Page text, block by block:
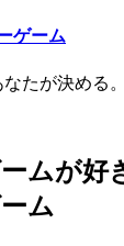
ゲーム
たが決める。
ムが好
ム